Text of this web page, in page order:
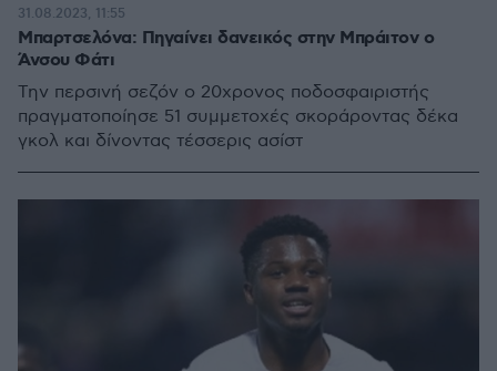
Μπαρτσελόνα: Πηγαίνει δανεικός στην Μπράιτον ο
Άνσου Φάτι
Την περσινή σεζόν ο 20χρονος ποδοσφαιριστής
πραγματοποίησε 51 συμμετοχές σκοράροντας δέκα
γκολ και δίνοντας τέσσερις ασίστ
31.08.2023, 11:55